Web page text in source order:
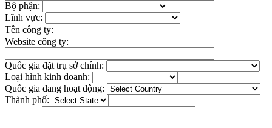
Bộ phận:
Lĩnh vực:
Tên công ty:
Website công ty:
Quốc gia đặt trụ sở chính:
Loại hình kinh doanh:
Quốc gia đang hoạt động:
Thành phố: